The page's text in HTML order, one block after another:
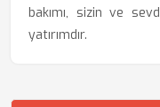
bakımı, sizin ve
yatırımdır.